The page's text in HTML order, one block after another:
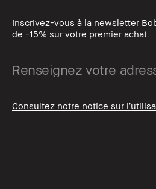
Inscrivez-vous à la newsletter
de -15% sur votre premier achat.
Consultez notre notice sur